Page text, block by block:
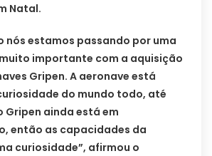
Natal.
nós estamos passando por uma
importante com a aquisição
Gripen. A aeronave está
do mundo todo, até
Gripen ainda está em
então as capacidades da
curiosidade”, afirmou o